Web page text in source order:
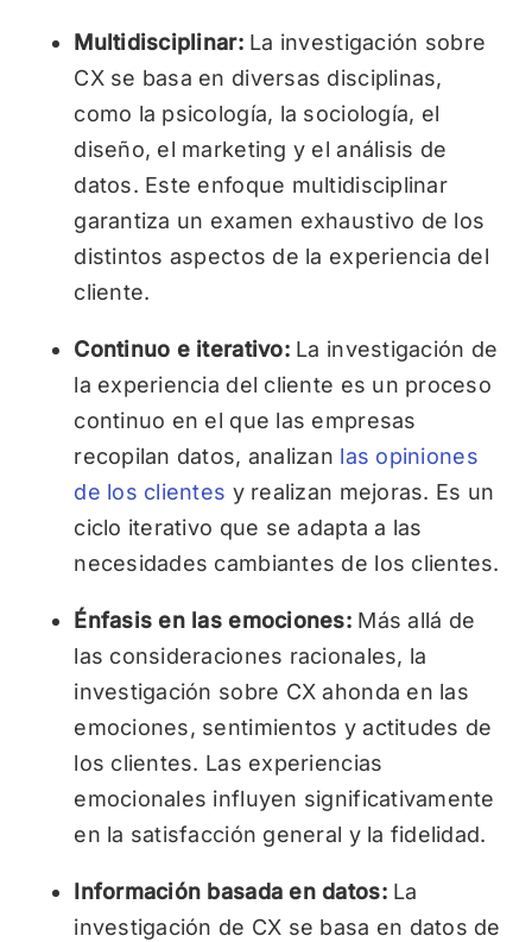
Multidisciplinar: La investigación sobre
CX se basa en diversas disciplinas,
como la psicología, la sociología, el
diseño, el marketing y el análisis de
datos. Este enfoque multidisciplinar
garantiza un examen exhaustivo de los
distintos aspectos de la experiencia del
cliente.
Continuo e iterativo:La investigación de
la experiencia del cliente es un proceso
continuo en el que las empresas
recopilan datos, analizan las opiniones
de los clientes y realizan mejoras. Es un
ciclo iterativo que se adapta a las
necesidades cambiantes de los clientes.
Énfasis en las emociones:Más allá de
las consideraciones racionales, la
investigación sobre CX ahonda en las
emociones, sentimientos y actitudes de
los clientes. Las experiencias
emocionales influyen significativamente
en la satisfacción general y la fidelidad.
Información basada en datos: La
investigación de CX se basa en datos de